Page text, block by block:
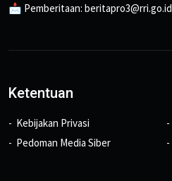
📩 Pemberitaan: beritapro3@rri.go.id
Ketentuan
Kebijakan Privasi
Pedoman Media Siber